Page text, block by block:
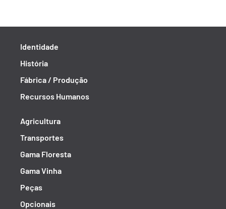
Identidade
História
Fábrica / Produção
Recursos Humanos
Agricultura
Transportes
Gama Floresta
Gama Vinha
Peças
Opcionais